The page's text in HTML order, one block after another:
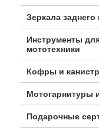
Зеркала
Инструменты
мототехники
Кофры и
Мотогарнитуры
Подарочные